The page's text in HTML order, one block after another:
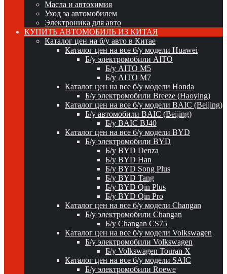
Масла и автохимия
Уход за автомобилем
Электроника для авто
КУПИТЬ АВТОМОБИЛЬ ИЗ КИТАЯ
Каталог цен на б/у авто в Китае
Каталог цен на все б/у модели Huawei
Б/у электромобили AITO
Б/у AITO M5
Б/у AITO M7
Каталог цен на все б/у модели Honda
Б/у электромобили Breeze (Haoying)
Каталог цен на все б/у модели BAIC (Beijing)
Б/у автомобили BAIC (Beijing)
Б/у BAIC BJ40
Каталог цен на все б/у модели BYD
Б/у электромобили BYD
Б/у BYD Denza
Б/у BYD Han
Б/у BYD Song Plus
Б/у BYD Tang
Б/у BYD Qin Plus
Б/у BYD Qin Pro
Каталог цен на все б/у модели Changan
Б/у электромобили Changan
Б/у Changan CS75
Каталог цен на все б/у модели Volkswagen
Б/у электромобили Volkswagen
Б/у Volkswagen Touran X
Каталог цен на все б/у модели SAIC
Б/у электромобили Roewe